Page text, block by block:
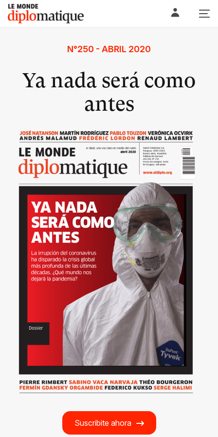
Skip
content
Le monde diplomatique
N°250 - ABRIL 2020
Ya nada será como
antes
Suscribite ahora